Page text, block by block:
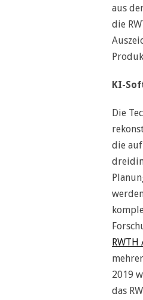
aus
die
KI-
Die
die
RWTH
2019
das